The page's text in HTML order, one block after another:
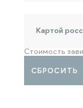
Картой
Стоимость
СБРОСИТЬ